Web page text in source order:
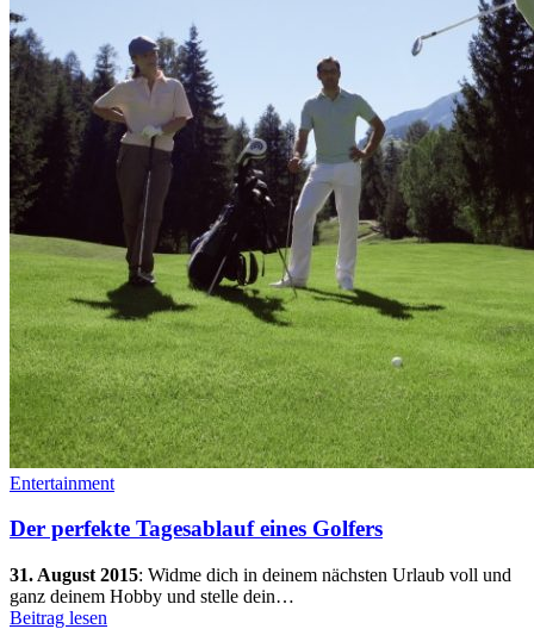
Entertainment
Der perfekte Tagesablauf eines Golfers
31. August 2015: Widme dich in deinem nächsten Urlaub voll und
ganz deinem Hobby und stelle dein…
Beitrag lesen